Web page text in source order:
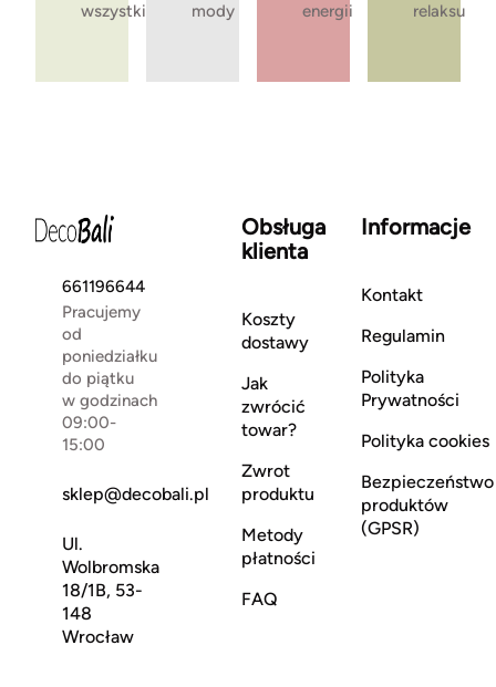
wszystkie
mody
energii
relaksu
661196644
Pracujemy
od
poniedziałku
do piątku
w godzinach
09:00-
15:00
sklep@decobali.pl
Ul.
Wolbromska
18/1B, 53-
148
Wrocław
Obsługa
klienta
Koszty
dostawy
Jak
zwrócić
towar?
Zwrot
produktu
Metody
płatności
FAQ
Informacje
Kontakt
Regulamin
Polityka
Prywatności
Polityka cookies
Bezpieczeństwo
produktów
(GPSR)